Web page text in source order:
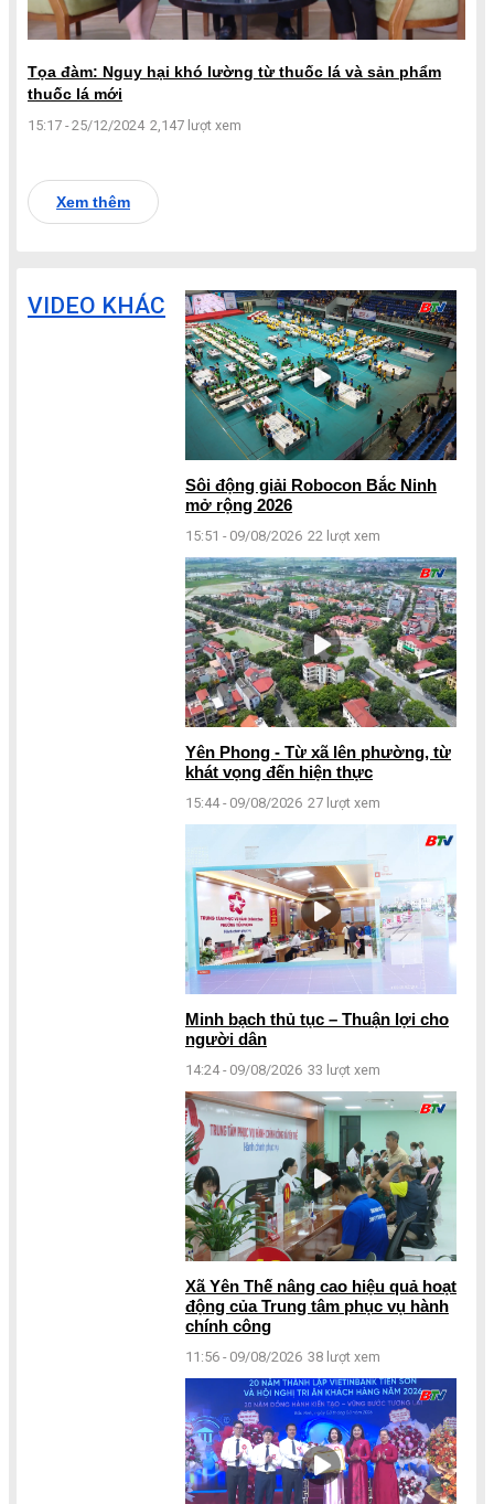
Tọa đàm: Nguy hại khó lường từ thuốc lá và sản phẩm
thuốc lá mới
15:17 - 25/12/2024 2,147 lượt xem
Xem thêm
VIDEO KHÁC
Sôi động giải Robocon Bắc Ninh
mở rộng 2026
15:51 - 09/08/2026 22 lượt xem
Yên Phong - Từ xã lên phường, từ
khát vọng đến hiện thực
15:44 - 09/08/2026 27 lượt xem
Minh bạch thủ tục – Thuận lợi cho
người dân
14:24 - 09/08/2026 33 lượt xem
Xã Yên Thế nâng cao hiệu quả hoạt
động của Trung tâm phục vụ hành
chính công
11:56 - 09/08/2026 38 lượt xem